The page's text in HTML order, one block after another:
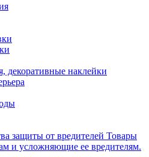
декоративные наклейки
защиты от вредителей Товары
и усложняющие ее вредителям.